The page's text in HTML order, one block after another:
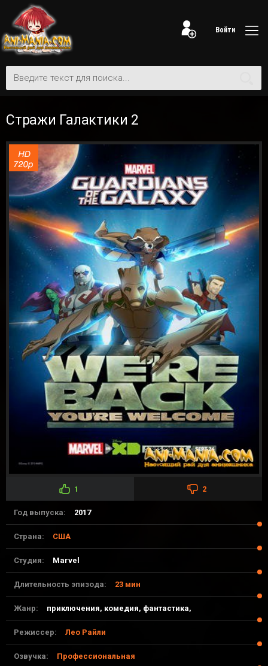
Войти
Стражи Галактики 2
1 2
Год выпуска: 2017
Страна: США
Студия: Marvel
Длительность эпизода: 23 мин
Жанр: приключения, комедия, фантастика,
Режиссер: Лео Райли
Озвучка: Профессиональная